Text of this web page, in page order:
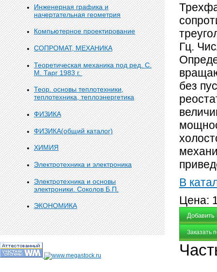
Инженерная графика и
начертательная геометрия
Компьютерное проектирование
СОПРОМАТ, МЕХАНИКА
Теоретическая механика под ред. С.
М. Тарг 1983 г.
Теор. основы теплотехники,
теплотехника, теплоэнергетика
ФИЗИКА
ФИЗИКА(общий каталог)
ХИМИЯ
Электротехника и электроника
Электротехника и основы
электроники. Соколов Б.П.
ЭКОНОМИКА
Гц.
без
В
Цена:
Заказать